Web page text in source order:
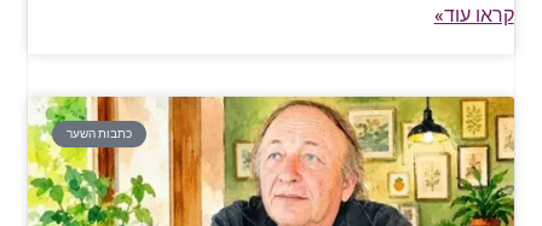
קראו עוד»
כתבות השער